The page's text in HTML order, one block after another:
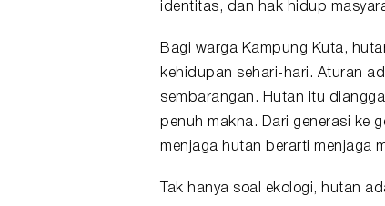
identitas, dan hak hidup
Bagi warga Kampung Kuta,
kehidupan sehari-hari. Aturan
sembarangan. Hutan itu
penuh makna. Dari generasi ke
menjaga hutan berarti menjaga
Tak hanya soal ekologi, hutan